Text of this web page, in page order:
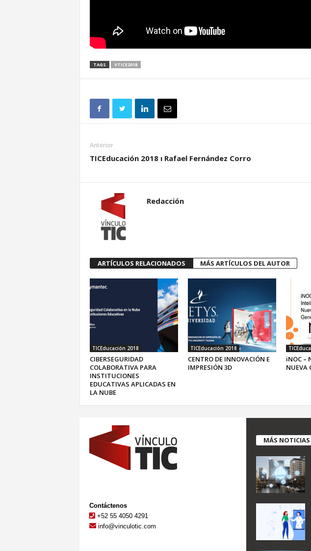
TAGS VTICE2018
Anterior
TICEducación 2018 ı Rafael Fernández Corro
Redacción
ARTÍCULOS RELACIONADOS MÁS ARTÍCULOS DEL AUTOR
TICEducación 2018
CIBERSEGURIDAD
COLABORATIVA PARA
INSTITUCIONES
EDUCATIVAS APLICADAS EN
LA NUBE
TICEducación 2018
CENTRO DE INNOVACIÓN E
IMPRESIÓN 3D
iNOC –
NUEVA
Contáctenos
+52 55 4050 4291
info@vinculotic.com
MÁS NOTICIAS